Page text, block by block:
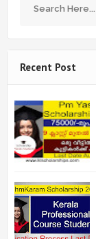
Recent Post